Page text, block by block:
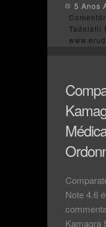
5 Anos
Tadalafil
Note 4.6
Kamagra